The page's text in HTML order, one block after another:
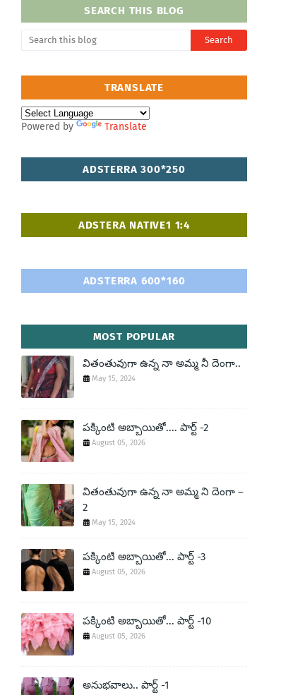
SEARCH THIS BLOG
TRANSLATE
Powered by Translate
ADSTERRA 300*250
ADSTERA NATIVE1 1:4
ADSTERRA 600*160
MOST POPULAR
వితంతువుగా ఉన్న నా అమ్మ నీ దెంగా..
May 15, 2024
పక్కింటి అబ్బాయితో.... పార్ట్ -2
August 05, 2026
వితంతువుగా ఉన్న నా అమ్మ ని దెంగా –
2
May 15, 2024
పక్కింటి అబ్బాయితో... పార్ట్ -3
August 05, 2026
పక్కింటి అబ్బాయితో... పార్ట్ -10
August 05, 2026
అనుభవాలు.. పార్ట్ -1